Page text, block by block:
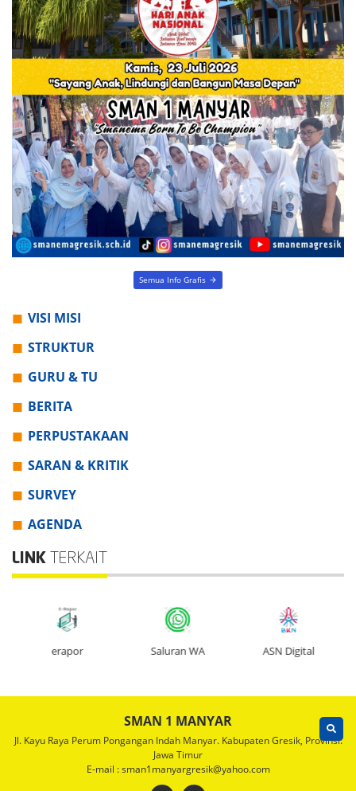
Semua Info Grafis
VISI MISI
STRUKTUR
GURU & TU
BERITA
PERPUSTAKAAN
SARAN & KRITIK
SURVEY
AGENDA
LINK TERKAIT
erapor Saluran WA ASN Digital
SMAN 1 MANYAR
Jl. Kayu Raya Perum Pongangan Indah Manyar. Kabupaten Gresik, Provinsi:
Jawa Timur
E-mail : sman1manyargresik@yahoo.com